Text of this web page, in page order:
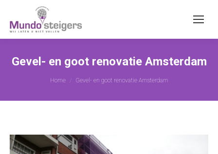
Gevel- en goot renovatie Amsterdam
Je bent hier:
Home Gevel- en goot renovatie Amsterdam